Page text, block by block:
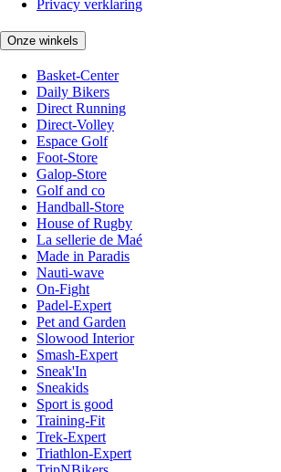
Privacy verklaring
Onze winkels
Basket-Center
Daily Bikers
Direct Running
Direct-Volley
Espace Golf
Foot-Store
Galop-Store
Golf and co
Handball-Store
House of Rugby
La sellerie de Maé
Made in Paradis
Nauti-wave
On-Fight
Padel-Expert
Pet and Garden
Slowood Interior
Smash-Expert
Sneak'In
Sneakids
Sport is good
Training-Fit
Trek-Expert
Triathlon-Expert